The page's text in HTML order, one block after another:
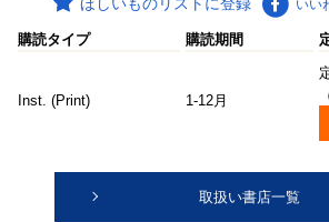
いい
購読タイプ 購読期間
Inst. (Print) 1-12月
取扱い書店一覧